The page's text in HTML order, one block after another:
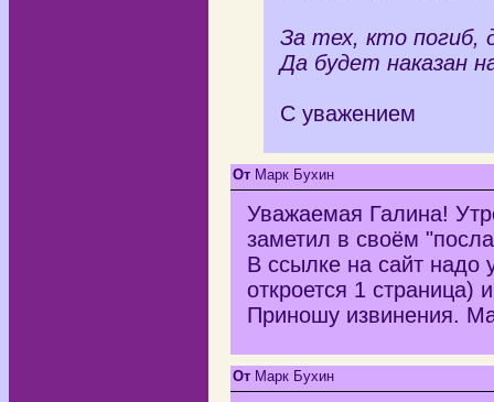
За тех, кто погиб,
Да будет наказан
С уважением
От Марк Бухин
Уважаемая Галина!
заметил в своём
В ссылке на сайт нaдo
откроется 1 страница)
Приношу извинения.
От Марк Бухин